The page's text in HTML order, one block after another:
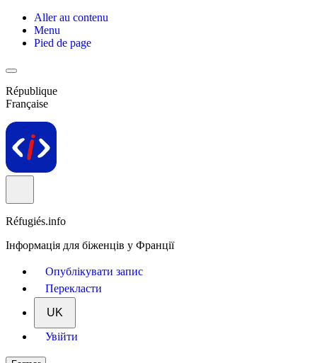
Aller au contenu
Menu
Pied de page
République
Française
Réfugiés.info
Інформація для біженців у Франції
Опублікувати запис
Перекласти
UK
Увійти